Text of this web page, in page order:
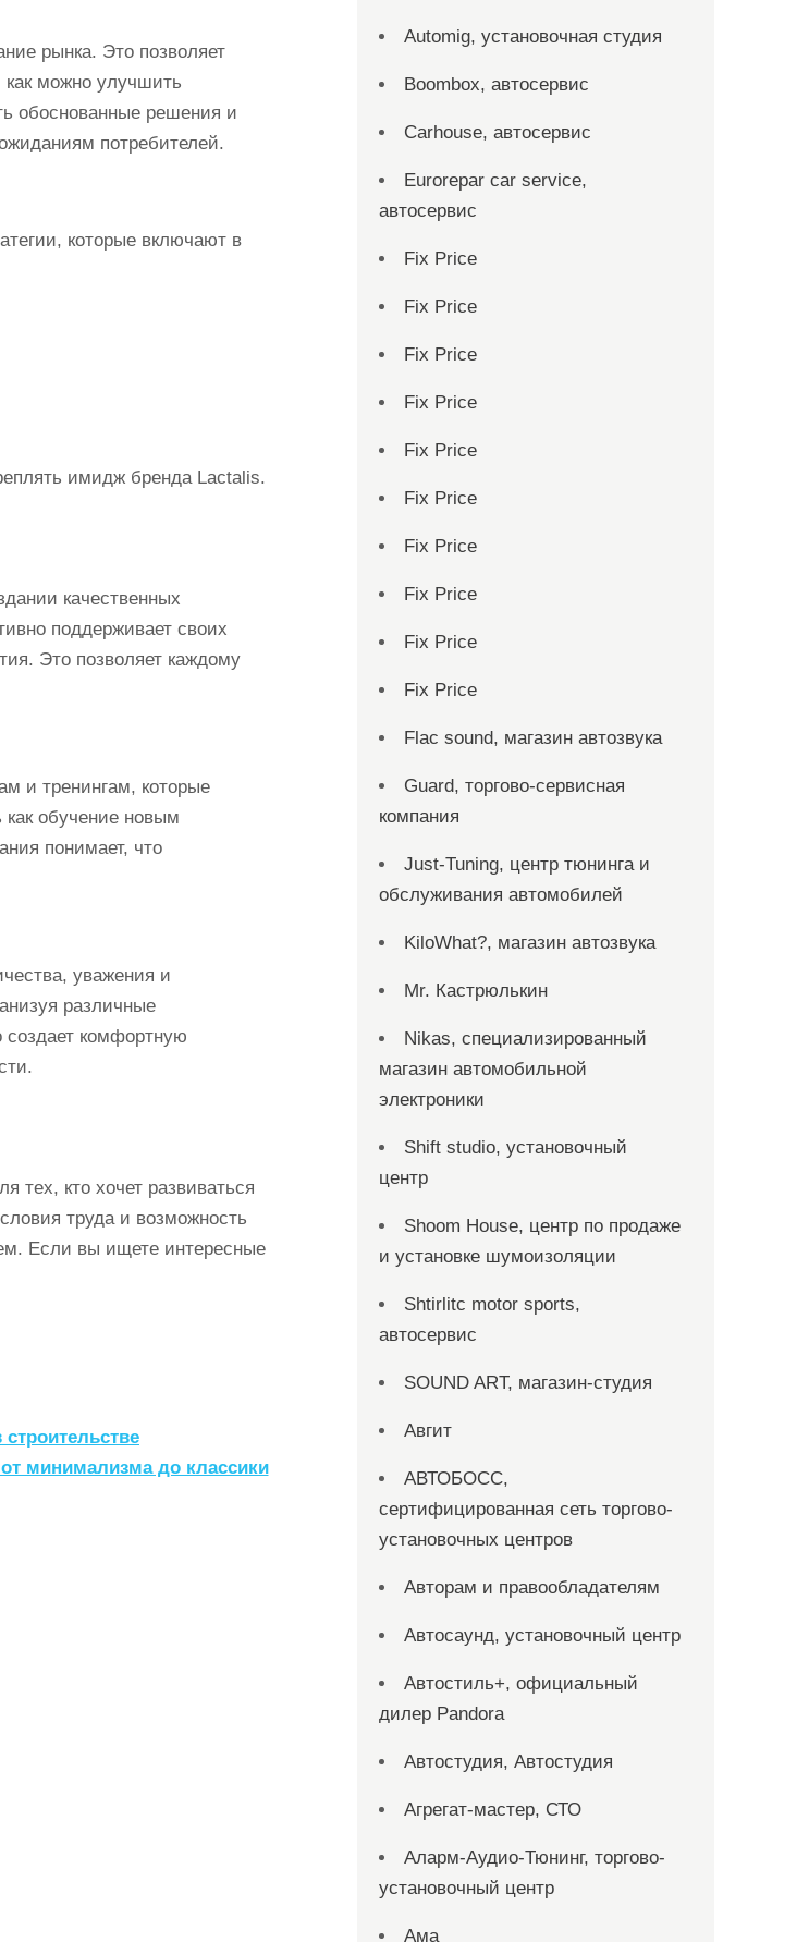
рынка. Это позволяет
как можно улучшить
обоснованные решения и
потребителей.
которые включают в
имидж бренда Lactalis.
качественных
поддерживает своих
Это позволяет каждому
и тренингам, которые
обучение новым
понимает, что
уважения и
различные
создает комфортную
тех, кто хочет развиваться
труда и возможность
Если вы ищете интересные
минимализма до классики
Automig, установочная студия
Boombox, автосервис
Carhouse, автосервис
Eurorepar car service,
автосервис
Fix Price
Fix Price
Fix Price
Fix Price
Fix Price
Fix Price
Fix Price
Fix Price
Fix Price
Fix Price
Flac sound, магазин автозвука
Guard, торгово-сервисная
компания
Just-Tuning, центр тюнинга и
обслуживания автомобилей
KiloWhat?, магазин автозвука
Mr. Кастрюлькин
Nikas, специализированный
магазин автомобильной
электроники
Shift studio, установочный
центр
Shoom House, центр по продаже
и установке шумоизоляции
Shtirlitc motor sports,
автосервис
SOUND ART, магазин-студия
Авгит
АВТОБОСС,
сертифицированная сеть торгово-
установочных центров
Авторам и правообладателям
Автосаунд, установочный центр
Автостиль+, официальный
дилер Pandora
Автостудия, Автостудия
Агрегат-мастер, СТО
Аларм-Аудио-Тюнинг, торгово-
установочный центр
Ама